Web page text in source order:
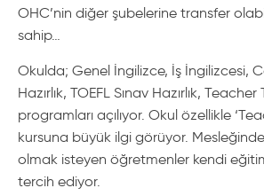
OHC’nin diğer şubelerine transfer
sahip…
Okulda; Genel İngilizce, İş İngilizcesi,
Hazırlık, TOEFL Sınav Hazırlık,
programları açılıyor. Okul özellikle
kursuna büyük ilgi görüyor.
olmak isteyen öğretmenler kendi
tercih ediyor.